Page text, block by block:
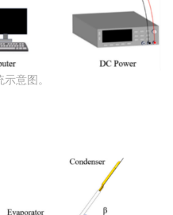
意图。